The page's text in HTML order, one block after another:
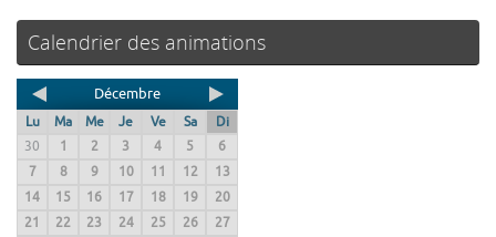
Calendrier des animations
Décembre
Lu Ma Me Je Ve Sa
Di
30
1 2 3 4 5
6
7
8 9 10 11 12
13
14
15 16 17 18 19
20
21
22 23 24 25 26
27